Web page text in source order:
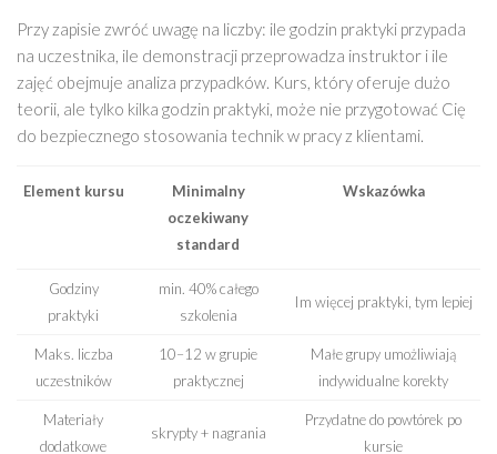
Przy zapisie zwróć uwagę na liczby: ile godzin praktyki przypada
na uczestnika, ile demonstracji przeprowadza instruktor i ile
zajęć obejmuje analiza przypadków. Kurs, który oferuje dużo
teorii, ale tylko kilka godzin praktyki, może nie przygotować Cię
do bezpiecznego stosowania technik w pracy z klientami.
Element kursu
Minimalny
oczekiwany
standard
Wskazówka
Godziny
praktyki
min. 40% całego
szkolenia
Im więcej praktyki, tym lepiej
Maks. liczba
uczestników
10–12 w grupie
praktycznej
Małe grupy umożliwiają
indywidualne korekty
Materiały
dodatkowe
skrypty + nagrania
Przydatne do powtórek po
kursie